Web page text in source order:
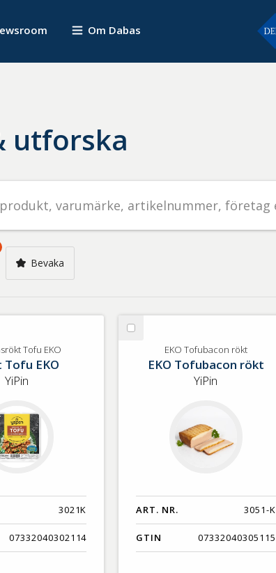
Om Dabas
utforska
Bevaka
Tofu EKO
Tofu EKO
YiPin
3021K
07332040302114
Välj
Tofubacon
EKO Tofubacon rökt
EKO Tofubacon rökt
YiPin
ART. NR. 3051-K
GTIN 07332040305115